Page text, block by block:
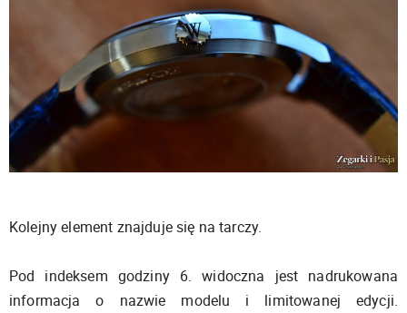
Kolejny element znajduje się na tarczy.
Pod indeksem godziny 6. widoczna jest nadrukowana
informacja o nazwie modelu i limitowanej edycji.